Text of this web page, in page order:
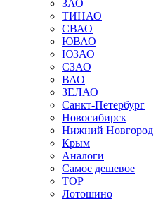
ЗАО
ТИНАО
СВАО
ЮВАО
ЮЗАО
СЗАО
ВАО
ЗЕЛАО
Санкт-Петербург
Новосибирск
Нижний Новгород
Крым
Аналоги
Самое дешевое
TOP
Лотошино